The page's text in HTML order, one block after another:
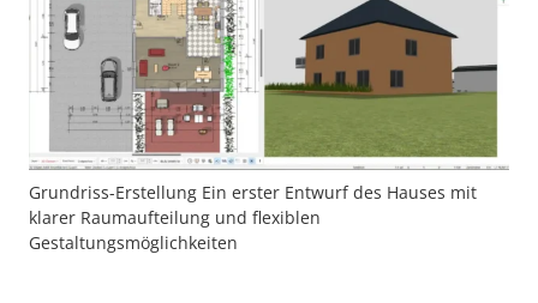
Grundriss-Erstellung Ein erster Entwurf des Hauses mit
klarer Raumaufteilung und flexiblen
Gestaltungsmöglichkeiten